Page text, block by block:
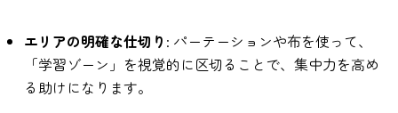
エリアの明確な仕切り : パーテーションや布を使って、
「学習ゾーン」を視覚的に区切ることで、集中力を高め
る助けになります。